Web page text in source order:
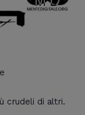
crudeli di altri.